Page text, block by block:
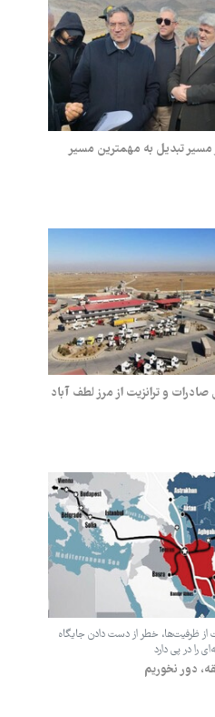
مسیر تبدیل به مهمترین مسیر
و ترانزیت از مرز لطف آباد
از ظرفیت‌ها، خطر از دست دادن جایگاه
را در پی دارد
دور نخوریم